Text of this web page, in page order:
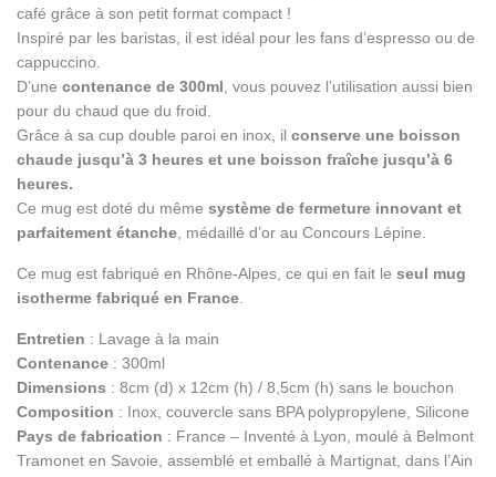
café grâce à son petit format compact !
Inspiré par les baristas, il est idéal pour les fans d’espresso ou de
cappuccino.
D’une contenance de 300ml, vous pouvez l’utilisation aussi bien
pour du chaud que du froid.
Grâce à sa cup double paroi en inox, il conserve une boisson
chaude jusqu’à 3 heures et une boisson fraîche jusqu’à 6
heures.
Ce mug est doté du même système de fermeture innovant et
parfaitement étanche, médaillé d’or au Concours Lépine.
Ce mug est fabriqué en Rhône-Alpes, ce qui en fait le seul mug
isotherme fabriqué en France.
Entretien : Lavage à la main
Contenance : 300ml
Dimensions : 8cm (d) x 12cm (h) / 8,5cm (h) sans le bouchon
Composition : Inox, couvercle sans BPA polypropylene, Silicone
Pays de fabrication : France – Inventé à Lyon, moulé à Belmont
Tramonet en Savoie, assemblé et emballé à Martignat, dans l’Ain